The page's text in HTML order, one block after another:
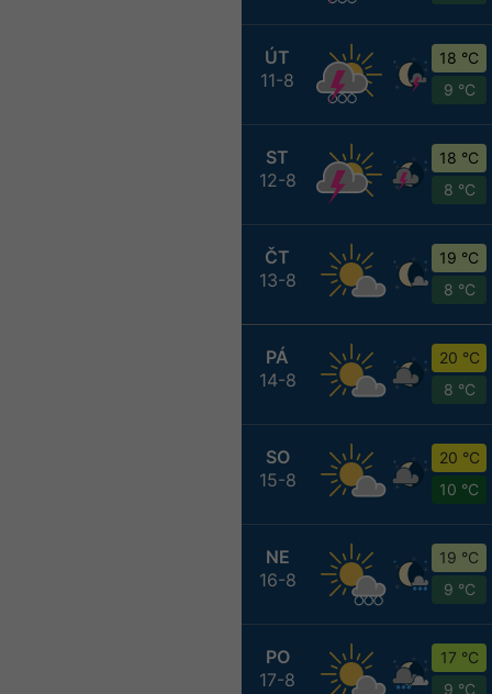
ÚT
11-8
18 °C
9 °C
ST
12-8
18 °C
8 °C
ČT
13-8
19 °C
8 °C
PÁ
14-8
20 °C
8 °C
SO
15-8
20 °C
10 °C
NE
16-8
19 °C
9 °C
PO
17-8
17 °C
9 °C